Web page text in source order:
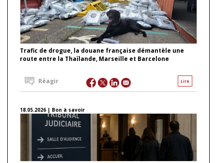
Trafic de drogue, la douane française démantèle une
route entre la Thaïlande, Marseille et Barcelone
Lire
Réagir
18.05.2026 | Bon à savoir